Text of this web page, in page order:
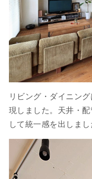
リビング・ダイニン
現しました。天井・
して統一感を出しまし